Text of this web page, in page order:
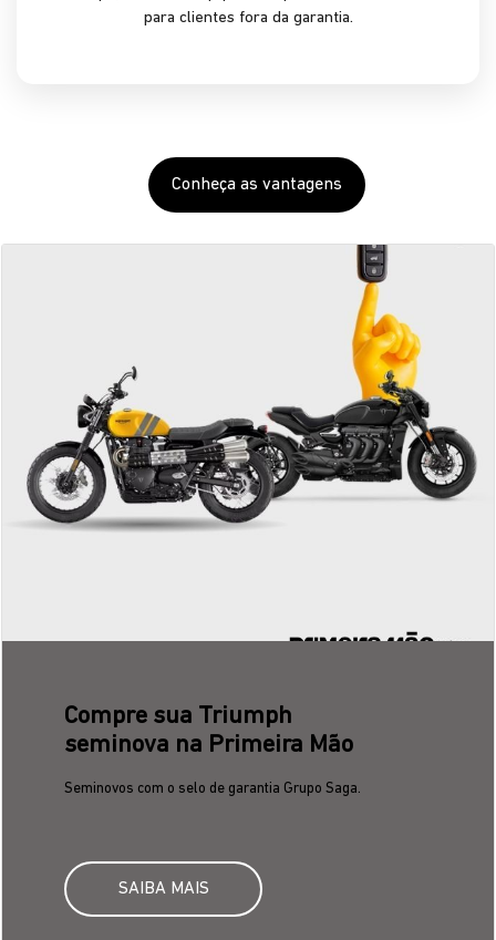
Compre sua Triumph
seminova na Primeira Mão
SAIBA MAIS